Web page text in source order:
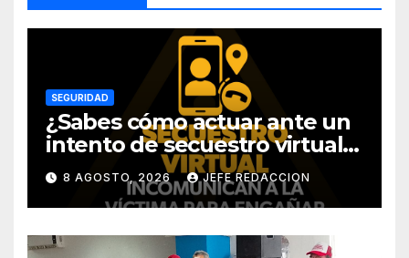
SEGURIDAD
¿Sabes cómo actuar ante un
intento de secuestro virtual?
La SSP te guía para evitarlo
8 AGOSTO, 2026 JEFE REDACCION